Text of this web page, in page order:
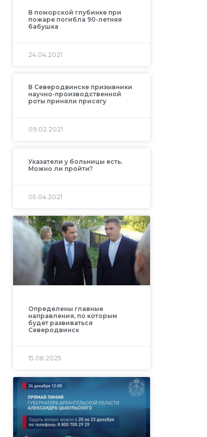
В поморской глубинке при
пожаре погибла 90-летняя
бабушка
24.04.2021
В Северодвинске призывники
научно-производственной
роты приняли присягу
09.02.2021
Указатели у больницы есть.
Можно ли пройти?
05.04.2021
Определены главные
направления, по которым
будет развиваться
Северодвинск
15.08.2025